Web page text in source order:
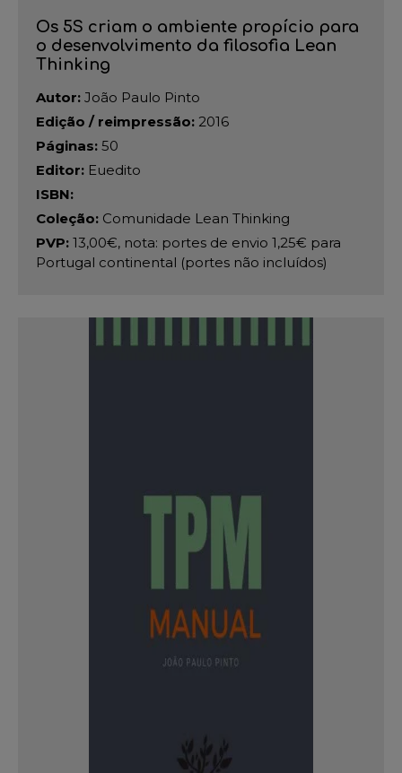
Os 5S criam o ambiente propício para
o desenvolvimento da filosofia Lean
Thinking
Autor: João Paulo Pinto
Edição / reimpressão: 2016
Páginas: 50
Editor: Euedito
ISBN:
Coleção: Comunidade Lean Thinking
PVP: 13,00€, nota: portes de envio 1,25€ para
Portugal continental (portes não incluídos)